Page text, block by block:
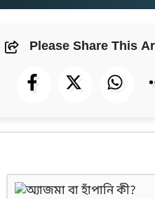
Please Share This